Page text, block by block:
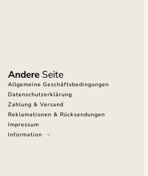
Andere Seite
Allgemeine Geschäftsbedingungen
Datenschutzerklärung
Zahlung & Versand
Reklamationen & Rücksendungen
Impressum
Information